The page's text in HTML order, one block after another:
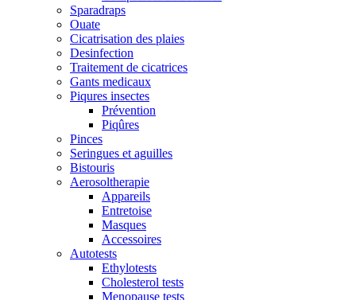
Sparadraps
Ouate
Cicatrisation des plaies
Desinfection
Traitement de cicatrices
Gants medicaux
Piqures insectes
Prévention
Piqûres
Pinces
Seringues et aguilles
Bistouris
Aerosoltherapie
Appareils
Entretoise
Masques
Accessoires
Autotests
Ethylotests
Cholesterol tests
Menopause tests